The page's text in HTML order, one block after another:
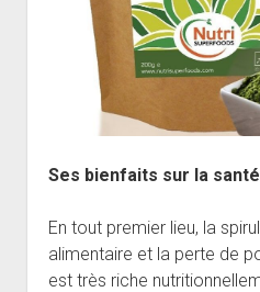
Ses bienfaits sur la santé
En tout premier lieu, la
alimentaire et la perte de
est très riche